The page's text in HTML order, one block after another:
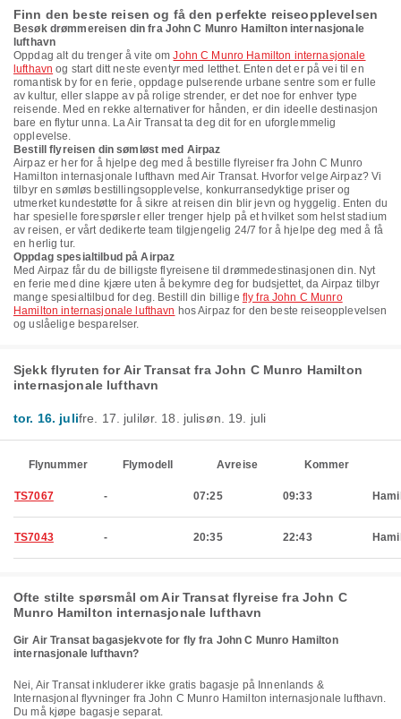
Finn den beste reisen og få den perfekte reiseopplevelsen
Besøk drømmereisen din fra John C Munro Hamilton internasjonale
lufthavn
Oppdag alt du trenger å vite omJohn C Munro Hamilton internasjonale
lufthavn og start ditt neste eventyr med letthet. Enten det er på vei til en
romantisk by for en ferie, oppdage pulserende urbane sentre som er fulle
av kultur, eller slappe av på rolige strender, er det noe for enhver type
reisende. Med en rekke alternativer for hånden, er din ideelle destinasjon
bare en flytur unna. La Air Transat ta deg dit for en uforglemmelig
opplevelse.
Bestill flyreisen din sømløst med Airpaz
Airpaz er her for å hjelpe deg med å bestille flyreiser fra John C Munro
Hamilton internasjonale lufthavn med Air Transat. Hvorfor velge Airpaz? Vi
tilbyr en sømløs bestillingsopplevelse, konkurransedyktige priser og
utmerket kundestøtte for å sikre at reisen din blir jevn og hyggelig. Enten du
har spesielle forespørsler eller trenger hjelp på et hvilket som helst stadium
av reisen, er vårt dedikerte team tilgjengelig 24/7 for å hjelpe deg med å få
en herlig tur.
Oppdag spesialtilbud på Airpaz
Med Airpaz får du de billigste flyreisene til drømmedestinasjonen din. Nyt
en ferie med dine kjære uten å bekymre deg for budsjettet, da Airpaz tilbyr
mange spesialtilbud for deg. Bestill din billige fly fra John C Munro
Hamilton internasjonale lufthavn hos Airpaz for den beste reiseopplevelsen
og uslåelige besparelser.
Sjekk flyruten for Air Transat fra John C Munro Hamilton
internasjonale lufthavn
tor. 16. julifre. 17. julilør. 18. julisøn. 19. juli
Flynummer Flymodell Avreise Kommer
TS7067 - 07:25 09:33
TS7043 - 20:35 22:43
Ofte stilte spørsmål om Air Transat flyreise fra John C
Munro Hamilton internasjonale lufthavn
Gir Air Transat bagasjekvote for fly fra John C Munro Hamilton
internasjonale lufthavn?
Nei, Air Transat inkluderer ikke gratis bagasje på Innenlands &
Internasjonal flyvninger fra John C Munro Hamilton internasjonale lufthavn.
Du må kjøpe bagasje separat.